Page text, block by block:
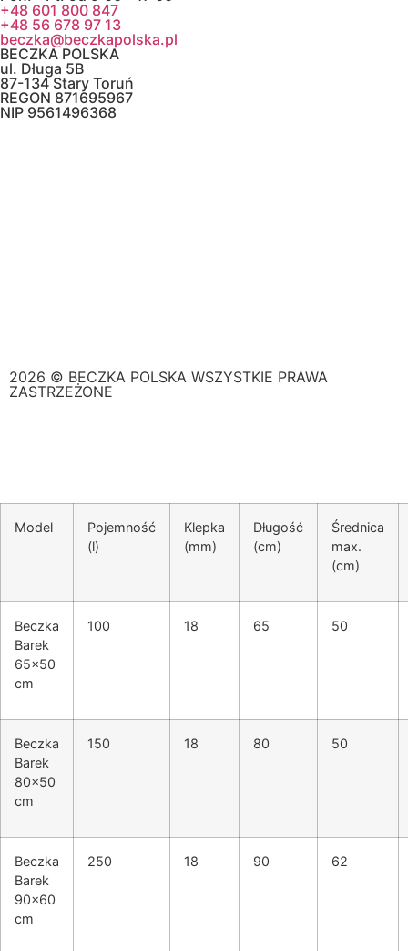
+48 601 800 847
+48 56 678 97 13
beczka@beczkapolska.pl
BECZKA POLSKA
ul. Długa 5B
87-134 Stary Toruń
REGON 871695967
NIP 9561496368
2026 © BECZKA POLSKA WSZYSTKIE PRAWA
ZASTRZEŻONE
Model
Pojemność
(l)
Klepka
(mm)
Długość
(cm)
Średnica
max.
(cm)
Beczka
Barek
65×50
cm
100 18 65 50
Beczka
Barek
80×50
cm
150 18 80 50
Beczka
Barek
90×60
cm
250 18 90 62